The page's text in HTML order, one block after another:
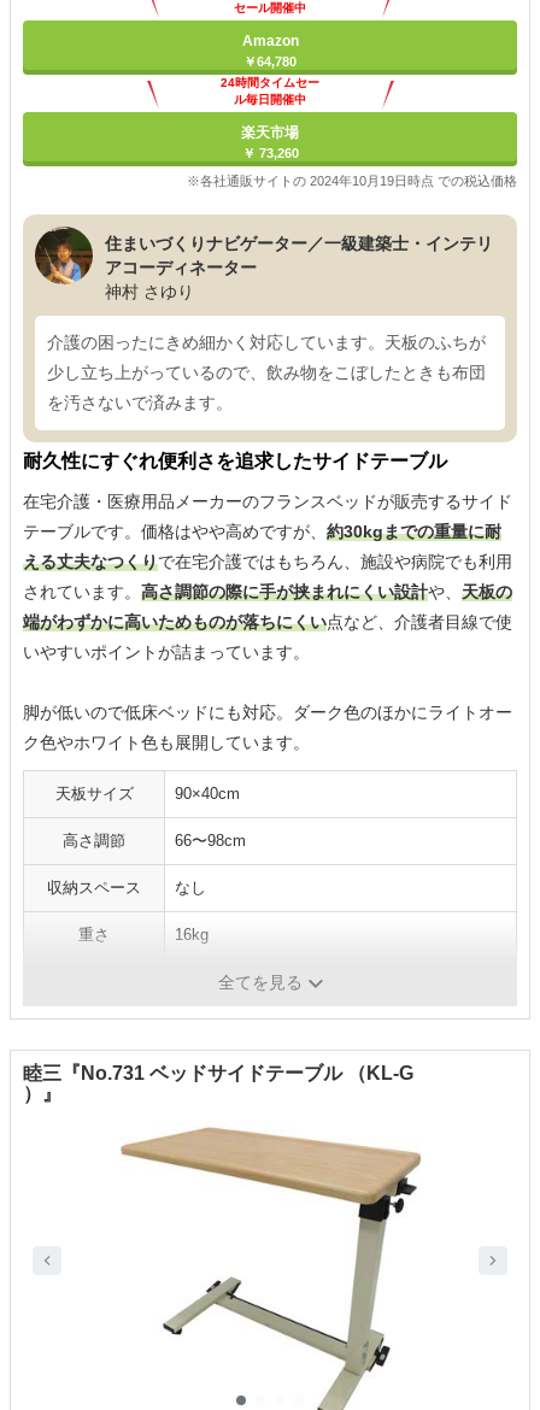
セール開催中
Amazon
￥64,780
24時間タイムセー
ル毎日開催中
楽天市場
￥ 73,260
※各社通販サイトの 2024年10月19日時点 での税込価格
住まいづくりナビゲーター／一級建築士・インテリ
アコーディネーター
神村 さゆり
介護の困ったにきめ細かく対応しています。天板のふちが
少し立ち上がっているので、飲み物をこぼしたときも布団
を汚さないで済みます。
耐久性にすぐれ便利さを追求したサイドテーブル
在宅介護・医療用品メーカーのフランスベッドが販売するサイド
テーブルです。価格はやや高めですが、 約30kgまでの重量に耐
える丈夫なつくりで在宅介護ではもちろん、施設や病院でも利用
されています。 高さ調節の際に手が挟まれにくい設計や、 天板の
端がわずかに高いためものが落ちにくい点など、介護者目線で使
いやすいポイントが詰まっています。
脚が低いので低床ベッドにも対応。ダーク色のほかにライトオー
ク色やホワイト色も展開しています。
天板サイズ 90×40cm
高さ調節 66〜98cm
収納スペース なし
重さ 16kg
全てを見る
睦三『No.731 ベッドサイドテーブル （KL-G
）』